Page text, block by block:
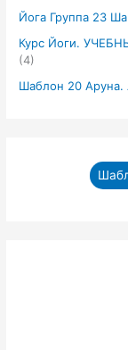
Йога Группа 23
Курс Йоги.
(4)
Шаблон 20 Аруна.